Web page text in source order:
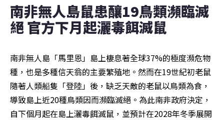
南非無人島鼠患釀19鳥類瀕臨滅
絕 官方下月起灑毒餌滅鼠
南非無人島「馬里恩」島上棲息著全球37%的極度瀕危物
種，也是多種信天翁的主要繁殖地。然而在19世紀初老鼠
隨著人類船隻「登陸」後，缺乏天敵的老鼠以鳥類為食，
導致島上近20種鳥類因而瀕臨滅絕。為此南非政府決定，
自下個月起在島上灑毒餌滅鼠，並預計在2028年冬季展開